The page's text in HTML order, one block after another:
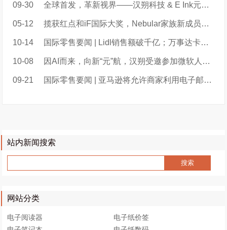
09-30 全球首发，革新视界——汉朔科技 & E Ink元太科技焕彩力作亮相永旺中国长沙新店
05-12 揽获红点和iF国际大奖，Nebular家族新成员再现科技与工艺美学新高度
10-14 国际零售要闻 | Lidl销售额破千亿；万事达卡推出新支付技术；Uber Eats测试送货机器人；Casino推出老年人折扣；
10-08 因AI而来，向新“元”航，汉朔受邀参加微软人工智能和物联网实验室三周年庆典
09-21 国际零售要闻 | 亚马逊将允许商家利用电子邮件营销；沃尔玛推出虚拟试衣服务；家乐福为六个国家进行集中采购...
站内新闻搜索
网站分类
电子阅读器
电子纸价签